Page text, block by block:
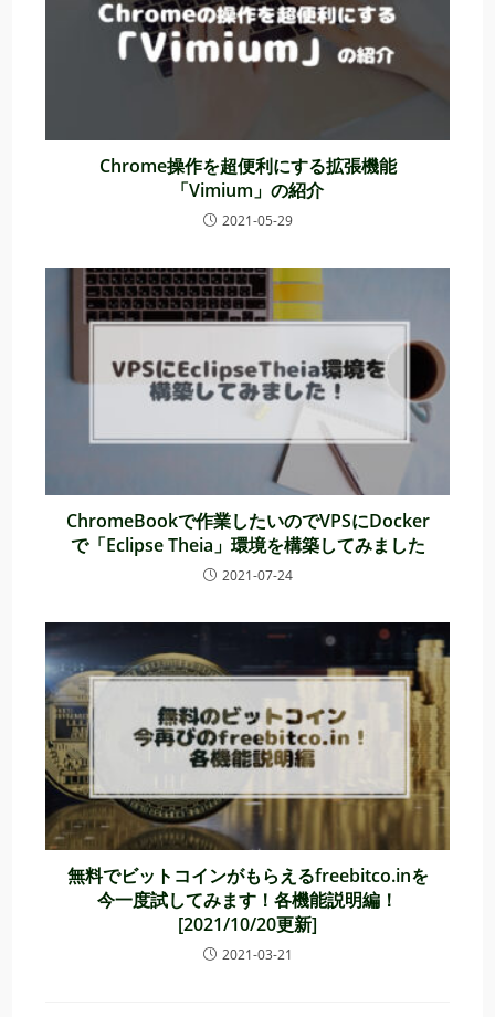
Chrome操作を超便利にする拡張機能
「Vimium」の紹介
2021-05-29
ChromeBookで作業したいのでVPSにDocker
で「Eclipse Theia」環境を構築してみました
2021-07-24
無料でビットコインがもらえるfreebitco.inを
今一度試してみます！各機能説明編！
[2021/10/20更新]
2021-03-21